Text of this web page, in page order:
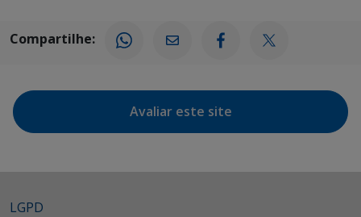
Compartilhe:
Avaliar este site
LGPD